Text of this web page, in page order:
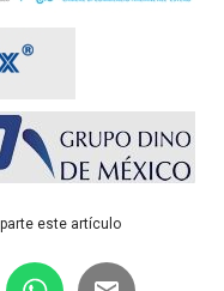
este artículo